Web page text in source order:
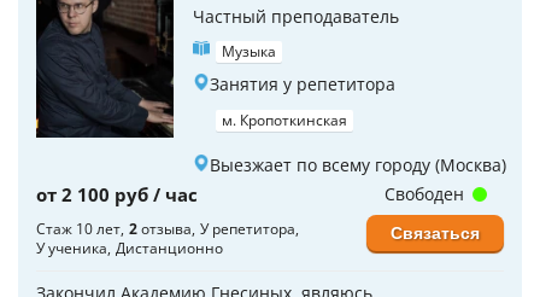
Частный преподаватель
Музыка
Занятия у репетитора
м. Кропоткинская
Выезжает по всему городу (Москва)
от 2 100 руб / час
Стаж 10 лет 2отзыва У репетитора
У ученика Дистанционно
Свободен
Связаться